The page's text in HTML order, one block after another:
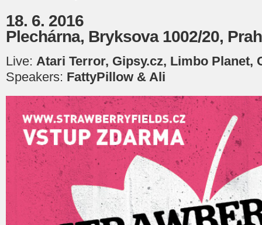
18. 6. 2016
Plechárna, Bryksova 1002/20,
Live: Atari Terror, Gipsy.cz, Limbo Planet,
Speakers: FattyPillow & Ali